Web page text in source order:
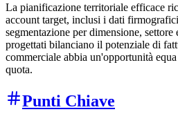
La pianificazione territoriale efficace
account target, inclusi i dati
segmentazione per dimensione,
progettati bilanciano il potenziale di
commerciale abbia un'opportunità
quota.
Punti Chiave